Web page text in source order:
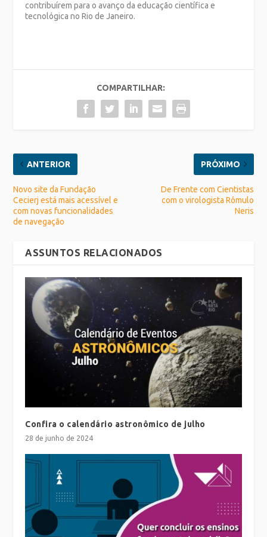
contribuírem para o avanço da educação científica e
tecnológica no Rio de Janeiro.
COMPARTILHAR:
ANTERIOR
Novo site da Fundação
Cecierj está mais acessível e
com novas funcionalidades
de navegação
PRÓXIMO
De Frente com Cientistas
com o virologista Rômulo
Neris
ASSUNTOS RELACIONADOS
Confira o calendário astronômico de julho
28 de junho de 2024